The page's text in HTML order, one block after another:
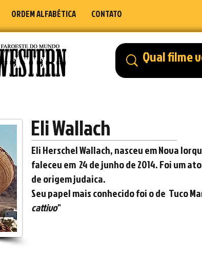
ORDEM ALFABÉTICA CONTATO
Eli Wallach
Eli Herschel Wallach, nasceu emNova
faleceu em 24 de junhode2014. Foi um
deorigem judaica.
Seu papel mais conhecido foi o de Tuco
cattivo"